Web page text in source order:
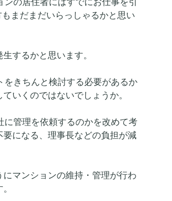
まだまだいらっしゃるかと思い
するかと思います。
きちんと検討する必要があるか
いくのではないでしょうか。
管理を依頼するのかを改めて考
になる、理事長などの負担が減
マンションの維持・管理が行わ